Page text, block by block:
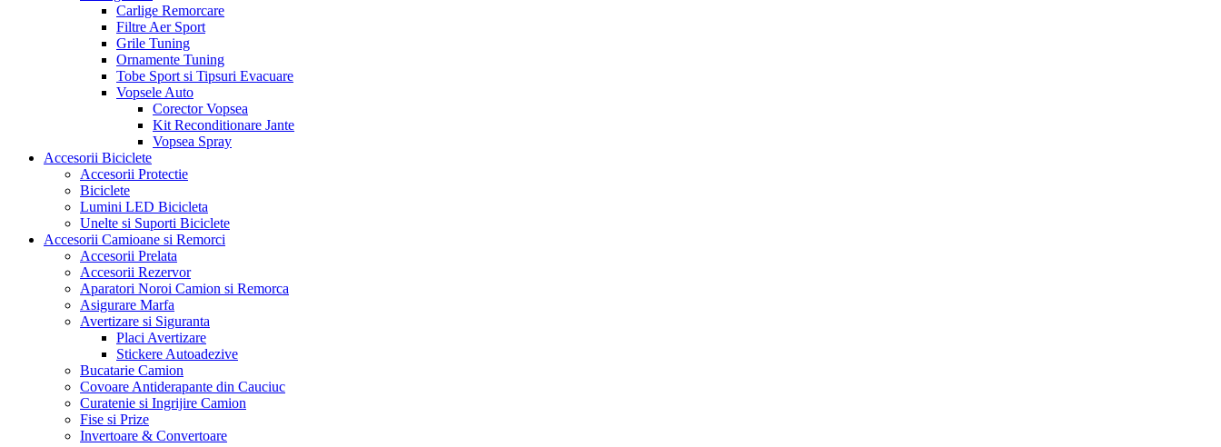
Carlige Remorcare
Filtre Aer Sport
Grile Tuning
Ornamente Tuning
Tobe Sport si Tipsuri Evacuare
Vopsele Auto
Corector Vopsea
Kit Reconditionare Jante
Vopsea Spray
Accesorii Biciclete
Accesorii Protectie
Biciclete
Lumini LED Bicicleta
Unelte si Suporti Biciclete
Accesorii Camioane si Remorci
Accesorii Prelata
Accesorii Rezervor
Aparatori Noroi Camion si Remorca
Asigurare Marfa
Avertizare si Siguranta
Placi Avertizare
Stickere Autoadezive
Bucatarie Camion
Covoare Antiderapante din Cauciuc
Curatenie si Ingrijire Camion
Fise si Prize
Invertoare & Convertoare